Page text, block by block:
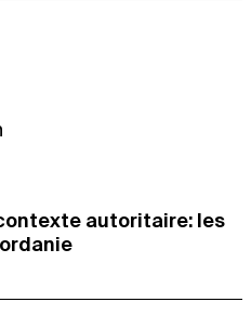
autoritaire: les